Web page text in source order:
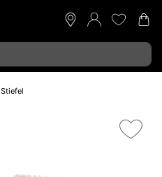
Stiefel